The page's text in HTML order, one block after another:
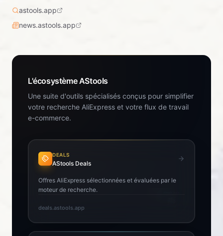
astools.app
news.astools.app
L'écosystème AStools
Une suite d'outils spécialisés conçus pour simplifier
votre recherche AliExpress et votre flux de travail
e-commerce.
DEALS
AStools Deals
Offres AliExpress sélectionnées et évaluées par le
moteur de recherche.
deals.astools.app